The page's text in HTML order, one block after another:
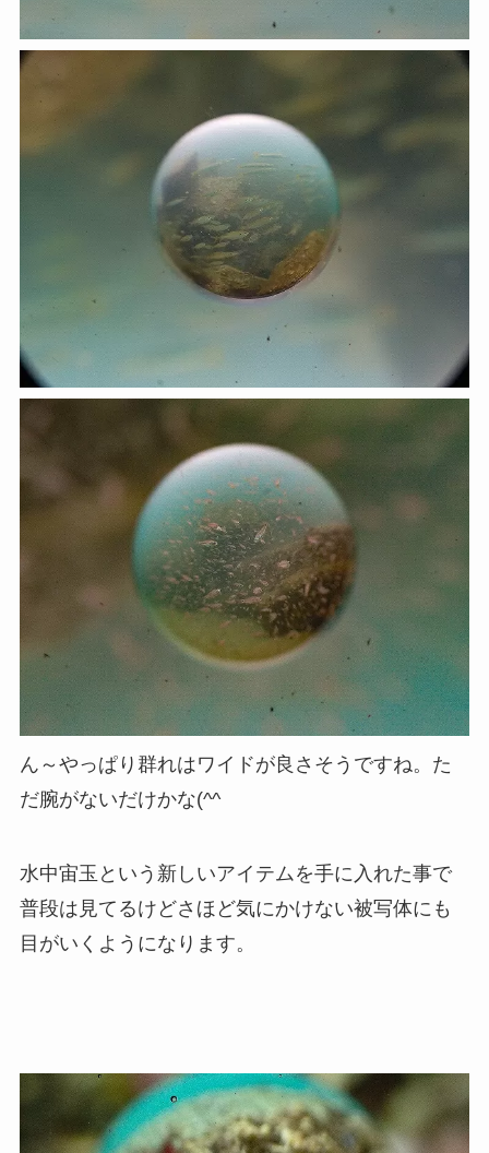
ん～やっぱり群れはワイドが良さそうですね。た
だ腕がないだけかな(^^ゞ
水中宙玉という新しいアイテムを手に入れた事で
普段は見てるけどさほど気にかけない被写体にも
目がいくようになります。